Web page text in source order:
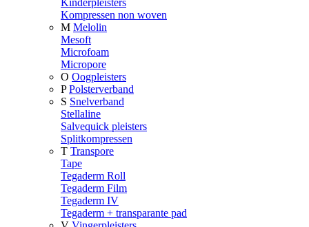
Kinderpleisters
Kompressen non woven
M Melolin
Mesoft
Microfoam
Micropore
O Oogpleisters
P Polsterverband
S Snelverband
Stellaline
Salvequick pleisters
Splitkompressen
T Transpore
Tape
Tegaderm Roll
Tegaderm Film
Tegaderm IV
Tegaderm + transparante pad